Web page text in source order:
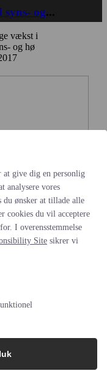
syns- og...
vækst i
og hø
...
omfattende analyse
give dig en personlig
analysere vores
ønsker at tillade alle
cookies du vil acceptere
I overensstemmelse
Site sikrer vi